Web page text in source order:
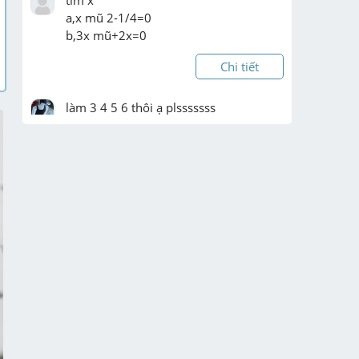
a,x mũ 2-1/4=0
b,3x mũ+2x=0
Chi tiết
làm 3 4 5 6 thôi ạ plsssssss